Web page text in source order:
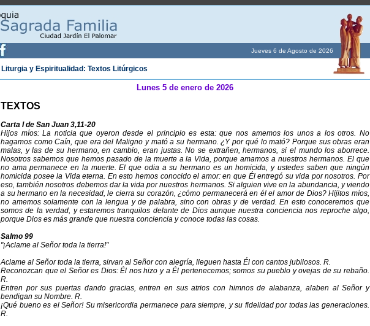
Jueves 6 de Agosto de 2026
Liturgia y Espiritualidad: Textos Litúrgicos
Lunes 5 de enero de 2026
TEXTOS
Carta I de San Juan 3,11-20
Hijos míos: La noticia que oyeron desde el principio es esta: que nos amemos los unos a los otros. No
hagamos como Caín, que era del Maligno y mató a su hermano. ¿Y por qué lo mató? Porque sus obras eran
malas, y las de su hermano, en cambio, eran justas. No se extrañen, hermanos, si el mundo los aborrece.
Nosotros sabemos que hemos pasado de la muerte a la Vida, porque amamos a nuestros hermanos. El que
no ama permanece en la muerte. El que odia a su hermano es un homicida, y ustedes saben que ningún
homicida posee la Vida eterna. En esto hemos conocido el amor: en que Él entregó su vida por nosotros. Por
eso, también nosotros debemos dar la vida por nuestros hermanos. Si alguien vive en la abundancia, y viendo
a su hermano en la necesidad, le cierra su corazón, ¿cómo permanecerá en él el amor de Dios? Hijitos míos,
no amemos solamente con la lengua y de palabra, sino con obras y de verdad. En esto conoceremos que
somos de la verdad, y estaremos tranquilos delante de Dios aunque nuestra conciencia nos reproche algo,
porque Dios es más grande que nuestra conciencia y conoce todas las cosas.
Salmo 99
"¡Aclame al Señor toda la tierra!"
Aclame al Señor toda la tierra, sirvan al Señor con alegría, lleguen hasta Él con cantos jubilosos. R.
Reconozcan que el Señor es Dios: Él nos hizo y a Él pertenecemos; somos su pueblo y ovejas de su rebaño.
R.
Entren por sus puertas dando gracias, entren en sus atrios con himnos de alabanza, alaben al Señor y
bendigan su Nombre. R.
¡Qué bueno es el Señor! Su misericordia permanece para siempre, y su fidelidad por todas las generaciones.
R.